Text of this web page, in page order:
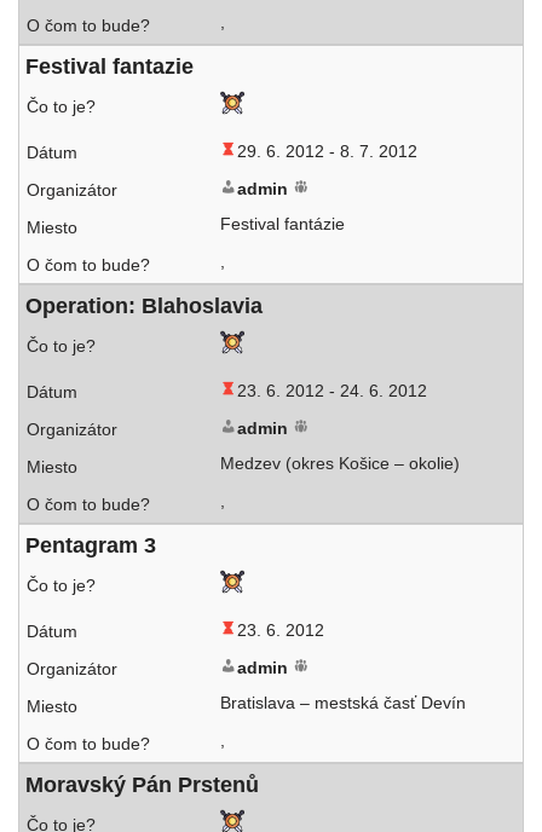
,
Festival fan­ta­zie
29. 6. 2012 - 8. 7. 2012
admin
Festival fantázie
,
Operation: Blahoslavia
23. 6. 2012 - 24. 6. 2012
admin
Medzev (okres Košice – okolie)
,
Pentagram 3
23. 6. 2012
admin
Bratislava – mest­ská časť Devín
,
Moravský Pán Prstenů